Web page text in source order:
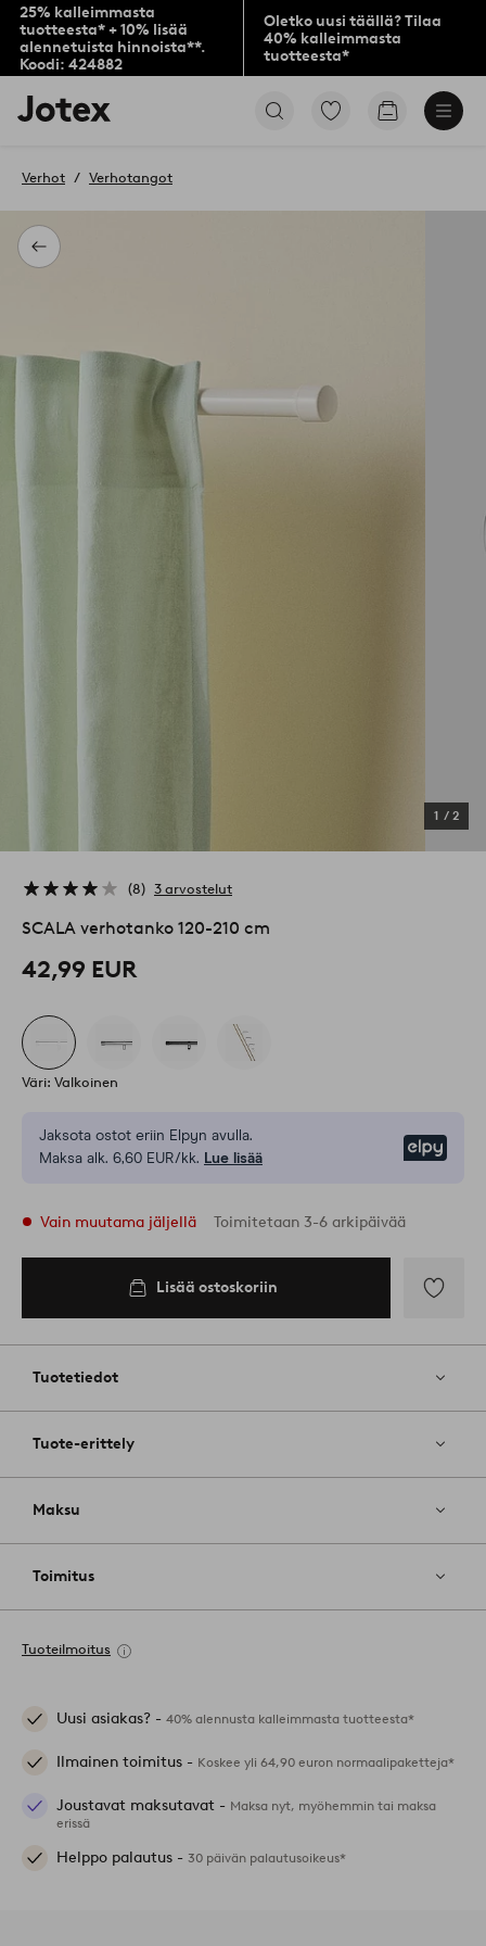
25% kalleimmasta
tuotteesta* + 10% lisää
alennetuista hinnoista**.
Koodi: 424882
Oletko uusi täällä? Tilaa
40% kalleimmasta
tuotteesta*
Jotex-
logo
aloitussivulle
Siirry
Siirry
Takaisin
Verhot Verhotangot
1 / 2
8 3 arvostelut
SCALA verhotanko 120-210 cm
42,99 EUR
Väri: Valkoinen
Jaksota ostot eriin Elpyn avulla.
Maksa alk. 6,60 EUR/kk. Lue lisää
Vain muutama jäljellä Toimitetaan 3-6 arkipäivää
Lisää ostoskoriin
Tuotetiedot
Tuote-erittely
Maksu
Toimitus
Tuoteilmoitus
Uusi asiakas? - 40% alennusta kalleimmasta tuotteesta*
Ilmainen toimitus - Koskee yli 64,90 euron normaalipaketteja*
Joustavat maksutavat - Maksa nyt, myöhemmin tai maksa
erissä
Helppo palautus - 30 päivän palautusoikeus*